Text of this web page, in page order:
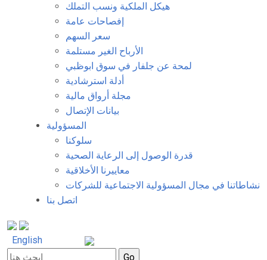
هيكل الملكية ونسب التملك
إفصاحات عامة
سعر السهم
الأرباح الغير مستلمة
لمحة عن جلفار في سوق ابوظبي
أدلة استرشادية
مجلة أرواق مالية
بيانات الإتصال
المسؤولية
سلوكنا
قدرة الوصول إلى الرعاية الصحية
معاييرنا الأخلاقية
نشاطاتنا في مجال المسؤولية الاجتماعية للشركات
اتصل بنا
English